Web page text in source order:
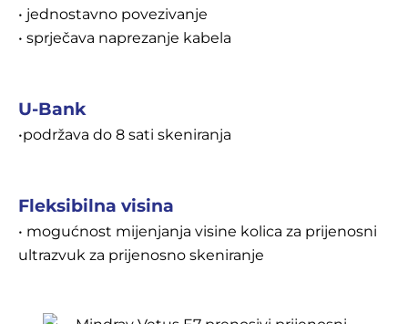
• jednostavno povezivanje
• sprječava naprezanje kabela
U-Bank
•podržava do 8 sati skeniranja
Fleksibilna visina
• mogućnost mijenjanja visine kolica za prijenosni
ultrazvuk za prijenosno skeniranje